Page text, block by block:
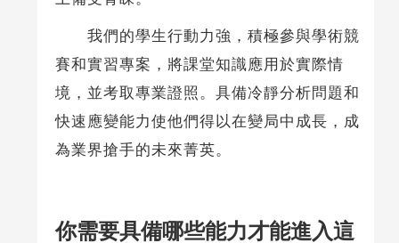
我們的學生行動力強，積極參與學術競
賽和實習專案，將課堂知識應用於實際情
境，並考取專業證照。具備冷靜分析問題和
快速應變能力使他們得以在變局中成長，成
為業界搶手的未來菁英。
你需要具備哪些能力才能進入這